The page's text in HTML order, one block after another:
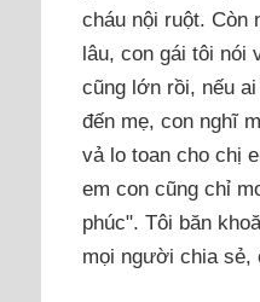
cháu nội ruột. Còn
lâu, con gái tôi nói
cũng lớn rồi, nếu
đến mẹ, con nghĩ
vả lo toan cho chị
em con cũng chỉ
phúc". Tôi băn
mọi người chia sẻ,